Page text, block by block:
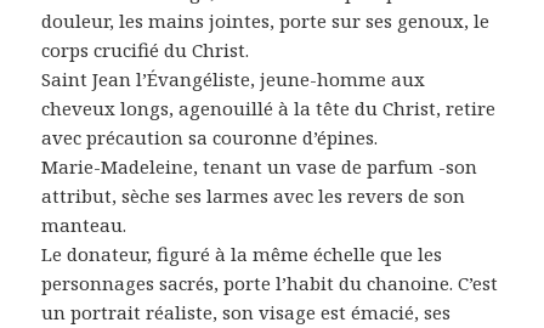
douleur, les mains jointes, porte sur ses genoux, le
corps crucifié du Christ.
Saint Jean l’Évangéliste, jeune-homme aux
cheveux longs, agenouillé à la tête du Christ, retire
avec précaution sa couronne d’épines.
Marie-Madeleine, tenant un vase de parfum -son
attribut, sèche ses larmes avec les revers de son
manteau.
Le donateur, figuré à la même échelle que les
personnages sacrés, porte l’habit du chanoine. C’est
un portrait réaliste, son visage est émacié, ses